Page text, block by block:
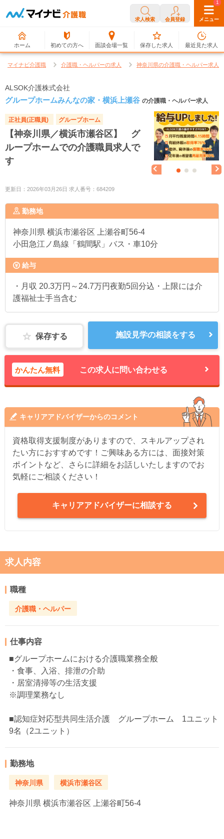
求人検索 会員登録 メニュー
ホーム 初めての方へ 面談会場一覧
0
保存した求人
1
最近見た求人
マイナビ介護職 介護職・ヘルパーの求人 神奈川県の介護職・ヘルパー求人
ALSOK介護株式会社
グループホームみんなの家・横浜上瀬谷 の介護職・ヘルパー求人
正社員(正職員) グループホーム
【神奈川県／横浜市瀬谷区】 グ
ループホームでの介護職員求人で
す
更新日：2026年03月26日 求人番号：684209
勤務地
神奈川県 横浜市瀬谷区 上瀬谷町56-4
小田急江ノ島線「鶴間駅」バス・車10分
給与
・月収 20.3万円～24.7万円夜勤5回分込・上限には介
護福祉士手当含む
保存する 施設見学の相談をする
かんたん無料 この求人に問い合わせる
キャリアアドバイザーからのコメント
資格取得支援制度がありますので、スキルアップされ
たい方におすすめです！ご興味ある方には、面接対策
ポイントなど、さらに詳細をお話しいたしますのでお
気軽にご相談ください！
キャリアアドバイザーに相談する
求人内容
職種
介護職・ヘルパー
仕事内容
■グループホームにおける介護職業務全般
・食事、入浴、排泄の介助
・居室清掃等の生活支援
※調理業務なし
■認知症対応型共同生活介護 グループホーム 1ユニット
9名（2ユニット）
勤務地
神奈川県 横浜市瀬谷区
神奈川県 横浜市瀬谷区 上瀬谷町56-4